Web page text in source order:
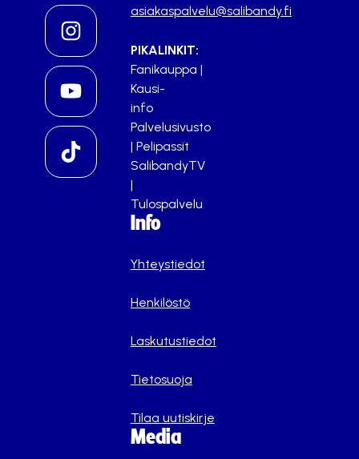
asiakaspalvelu@salibandy.fi
PIKALINKIT:
Fanikauppa |
Kausi-
info
Palvelusivusto
| Pelipassit
SalibandyTV
|
Tulospalvelu
Info
Yhteystiedot
Henkilöstö
Laskutustiedot
Tietosuoja
Tilaa uutiskirje
Media